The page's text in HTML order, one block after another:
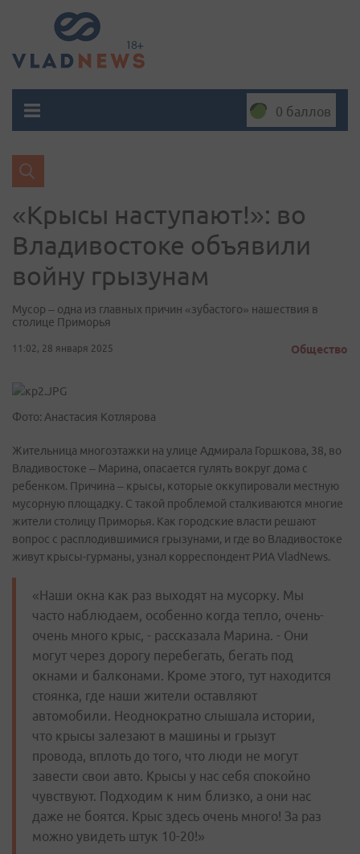
0 баллов
«Крысы наступают!»: во
Владивостоке объявили
войну грызунам
Мусор – одна из главных причин «зубастого» нашествия в
столице Приморья
11:02, 28 января 2025 Общество
Фото: Анастасия Котлярова
Жительница многоэтажки на улице Адмирала Горшкова, 38, во
Владивостоке – Марина, опасается гулять вокруг дома с
ребенком. Причина – крысы, которые оккупировали местную
мусорную площадку. С такой проблемой сталкиваются многие
жители столицу Приморья. Как городские власти решают
вопрос с расплодившимися грызунами, и где во Владивостоке
живут крысы-гурманы, узнал корреспондент РИА VladNews.
«Наши окна как раз выходят на мусорку. Мы
часто наблюдаем, особенно когда тепло, очень-
очень много крыс, - рассказала Марина. - Они
могут через дорогу перебегать, бегать под
окнами и балконами. Кроме этого, тут находится
стоянка, где наши жители оставляют
автомобили. Неоднократно слышала истории,
что крысы залезают в машины и грызут
провода, вплоть до того, что люди не могут
завести свои авто. Крысы у нас себя спокойно
чувствуют. Подходим к ним близко, а они нас
даже не боятся. Крыс здесь очень много! За раз
можно увидеть штук 10-20!»